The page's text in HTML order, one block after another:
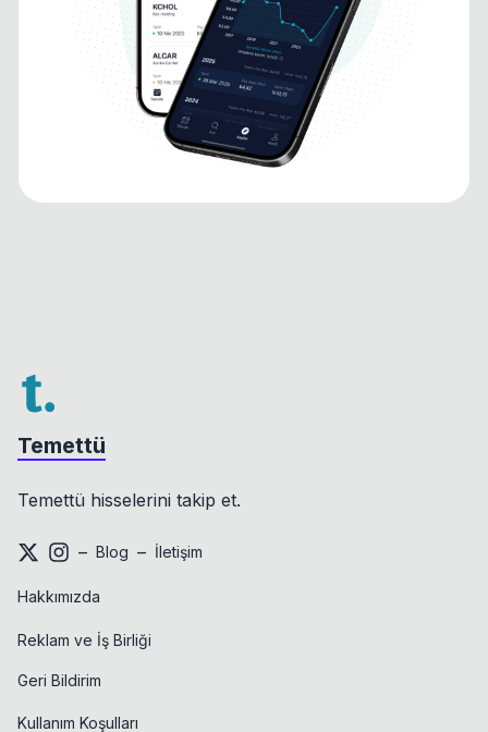
Temettü
Temettü hisselerini takip et.
– Blog – İletişim
Hakkımızda
Reklam ve İş Birliği
Geri Bildirim
Kullanım Koşulları